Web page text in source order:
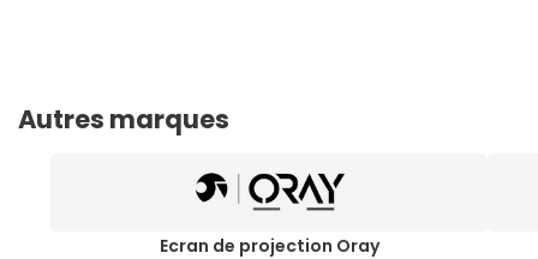
Autres marques
Ecran de projection Oray